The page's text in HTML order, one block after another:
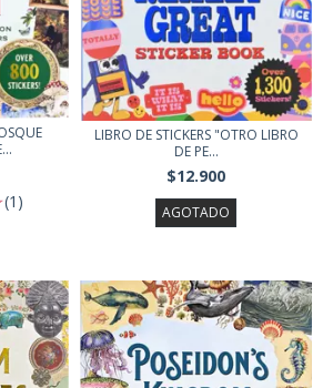
(1)
LIBRO DE STICKERS "OTRO LIBRO
DE PE...
$12.900
AGOTADO